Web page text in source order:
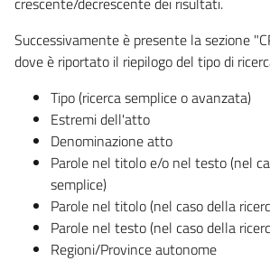
Successivamente è presente la sezione
dove è riportato il riepilogo del tipo di
Tipo (ricerca semplice o avanzata)
Estremi dell'atto
Denominazione atto
Parole nel titolo e/o nel testo (nel
semplice)
Parole nel titolo (nel caso della
Parole nel testo (nel caso della
Regioni/Province autonome